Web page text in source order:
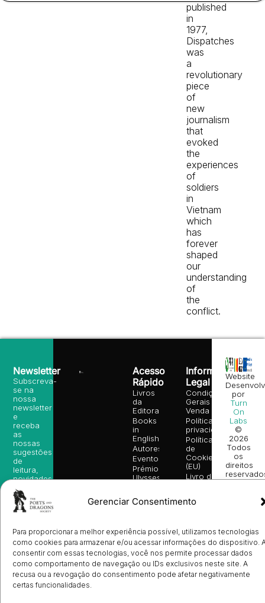
Gerenciar Consentimento
Para proporcionar a melhor experiência possível, utilizamos tecnologias
como cookies para armazenar e/ou acessar informações do dispositivo.
consentir com essas tecnologias, você nos permite processar dados
como comportamento de navegação ou IDs exclusivos neste site. A
recusa ou a revogação do consentimento pode afetar negativamente
certas funcionalidades.
published
in
1977,
Dispatches
was
a
revolutionary
piece
of
new
journalism
that
evoked
the
experiences
of
soldiers
in
Vietnam
which
has
forever
shaped
our
understanding
of
the
conflict.
Acesso
Rápido
Livros
da
Editora
Books
in
English
Autores
Eventos
Prémio
Ulysses
Nós
Contactos
Manuscritos
Candidatura
de
Ilustradores
Registo
de
Livrarias
Informação
Legal
Condições
Gerais de
Venda
Política de
privacidade
Política
de
Cookies
(EU)
Livro de
Newsletter
Subscreva-
se na
nossa
newsletter
e
receba
as
nossas
sugestões
de
leitura,
novidades
sobre
lançamentos,
vantagens
exclusivas
avisos
diretamente
no seu
e-mail.
Subscrever
Website
por
Turn
On
Labs
©
2026
Todos
os
direitos